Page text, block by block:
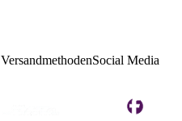
VersandmethodenSocial Media